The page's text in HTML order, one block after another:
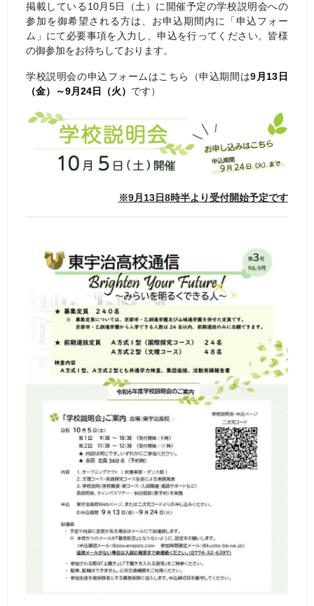
掲載している10月5日（土）に開催予定の学校説明会への
参加を御希望される方は、お申込期間内に「申込フォー
ム」にて必要事項を入力し、申込を行ってください。皆様
の御参加をお待ちしております。
学校説明会の申込フォームはこちら（申込期間は9 月13日
（金）～9月24日（火） です）
※9月13日8時半より受付開始予定です